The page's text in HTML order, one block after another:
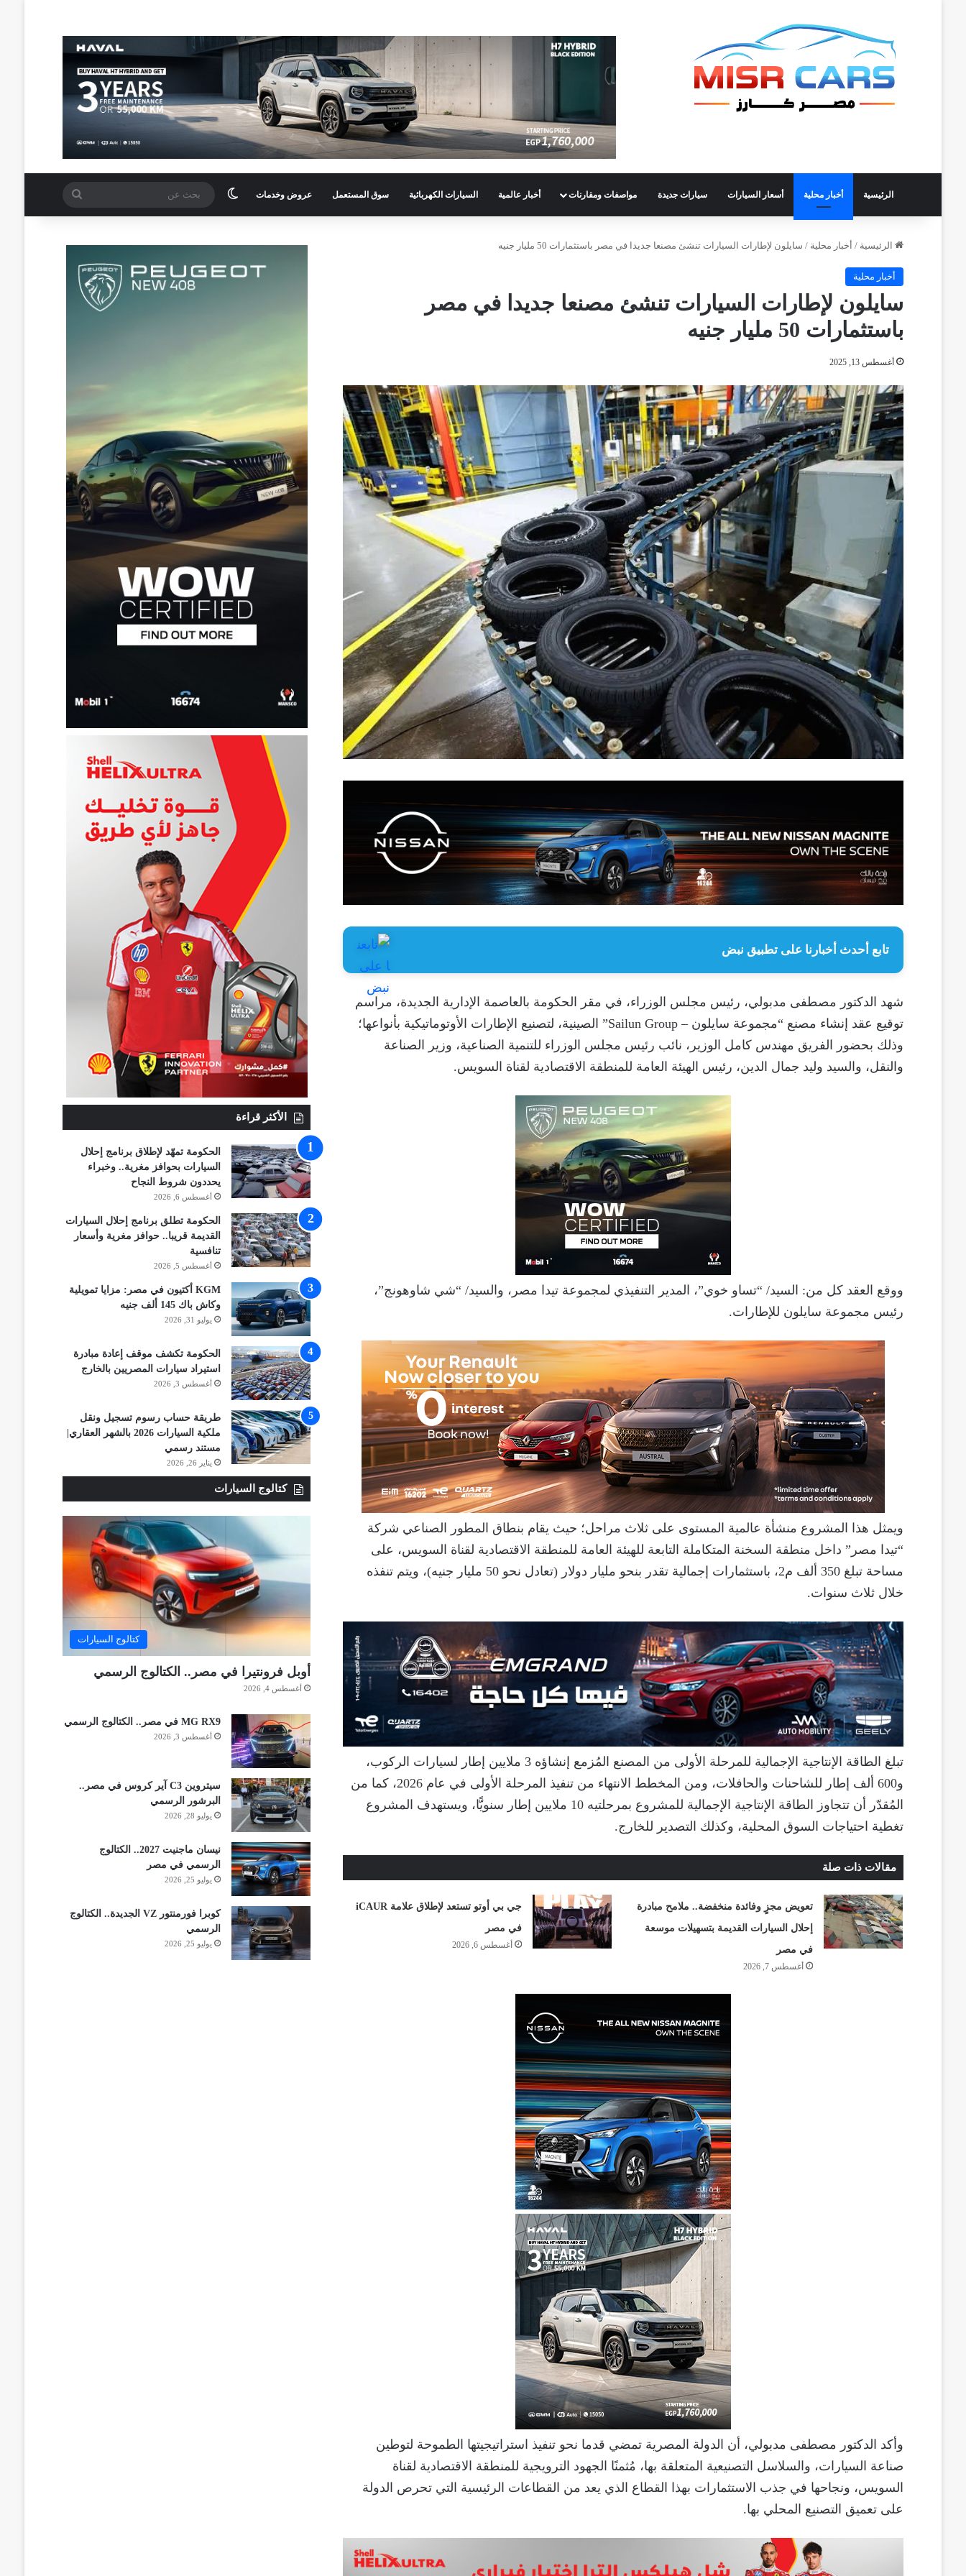
الرئيسية أخبار محلية أسعار السيارات سيارات جديدة مواصفات ومقارنات أخبار عالمية السيارات الكهربائية سوق المستعمل عروض وخدمات الوضع المظلم بحث
عن
الرئيسية / أخبار محلية / سايلون لإطارات السيارات تنشئ مصنعا جديدا في مصر باستثمارات 50 مليار جنيه
أخبار محلية
سايلون لإطارات السيارات تنشئ مصنعا جديدا في مصر
باستثمارات 50 مليار جنيه
أغسطس 13, 2025
تابع أحدث أخبارنا على تطبيق نبض
شهد الدكتور مصطفى مدبولي، رئيس مجلس الوزراء، في مقر الحكومة بالعاصمة الإدارية الجديدة، مراسم
توقيع عقد إنشاء مصنع “مجموعة سايلون – Sailun Group” الصينية، لتصنيع الإطارات الأوتوماتيكية بأنواعها؛
وذلك بحضور الفريق مهندس كامل الوزير، نائب رئيس مجلس الوزراء للتنمية الصناعية، وزير الصناعة
والنقل، والسيد وليد جمال الدين، رئيس الهيئة العامة للمنطقة الاقتصادية لقناة السويس.
ووقع العقد كل من: السيد/ “تساو خوي”، المدير التنفيذي لمجموعة تيدا مصر، والسيد/ “شي شاوهونج”،
رئيس مجموعة سايلون للإطارات.
ويمثل هذا المشروع منشأة عالمية المستوى على ثلاث مراحل؛ حيث يقام بنطاق المطور الصناعي شركة
“تيدا مصر” داخل منطقة السخنة المتكاملة التابعة للهيئة العامة للمنطقة الاقتصادية لقناة السويس، على
مساحة تبلغ 350 ألف م2، باستثمارات إجمالية تقدر بنحو مليار دولار (تعادل نحو 50 مليار جنيه)، ويتم تنفذه
خلال ثلاث سنوات.
تبلغ الطاقة الإنتاجية الإجمالية للمرحلة الأولى من المصنع المُزمع إنشاؤه 3 ملايين إطار لسيارات الركوب،
و600 ألف إطار للشاحنات والحافلات، ومن المخطط الانتهاء من تنفيذ المرحلة الأولى في عام 2026، كما من
المُقدّر أن تتجاوز الطاقة الإنتاجية الإجمالية للمشروع بمرحلتيه 10 ملايين إطار سنويًّا، ويستهدف المشروع
تغطية احتياجات السوق المحلية، وكذلك التصدير للخارج.
مقالات ذات صلة
تعويض مجزٍ وفائدة منخفضة.. ملامح مبادرة
إحلال السيارات القديمة بتسهيلات موسعة
في مصر
أغسطس 7, 2026
جي بي أوتو تستعد لإطلاق علامة iCAUR
في مصر
أغسطس 6, 2026
وأكد الدكتور مصطفى مدبولي، أن الدولة المصرية تمضي قدما نحو تنفيذ استراتيجيتها الطموحة لتوطين
صناعة السيارات، والسلاسل التصنيعية المتعلقة بها، مُثمنًا الجهود الترويجية للمنطقة الاقتصادية لقناة
السويس، ونجاحها في جذب الاستثمارات بهذا القطاع الذي يعد من القطاعات الرئيسية التي تحرص الدولة
على تعميق التصنيع المحلي بها.
الأكثر قراءة
الحكومة تمهّد لإطلاق برنامج إحلال
السيارات بحوافز مغرية.. وخبراء
يحددون شروط النجاح
أغسطس 6, 2026
الحكومة تطلق برنامج إحلال السيارات
القديمة قريبا.. حوافز مغرية وأسعار
تنافسية
أغسطس 5, 2026
KGM أكتيون في مصر: مزايا تمويلية
وكاش باك 145 ألف جنيه
يوليو 31, 2026
الحكومة تكشف موقف إعادة مبادرة
استيراد سيارات المصريين بالخارج
أغسطس 3, 2026
طريقة حساب رسوم تسجيل ونقل
ملكية السيارات 2026 بالشهر العقاري|
مستند رسمي
يناير 26, 2026
كتالوج السيارات
كتالوج السيارات
أوبل فرونتيرا في مصر.. الكتالوج الرسمي
أغسطس 4, 2026
MG RX9 في مصر.. الكتالوج الرسمي
أغسطس 3, 2026
سيتروين C3 آير كروس في مصر..
البرشور الرسمي
يوليو 28, 2026
نيسان ماجنيت 2027.. الكتالوج
الرسمي في مصر
يوليو 25, 2026
كوبرا فورمنتور VZ الجديدة.. الكتالوج
الرسمي
يوليو 25, 2026